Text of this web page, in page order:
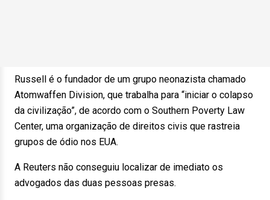
Russell é o fundador de um grupo neonazista chamado
Atomwaffen Division, que trabalha para “iniciar o colapso
da civilização”, de acordo com o Southern Poverty Law
Center, uma organização de direitos civis que rastreia
grupos de ódio nos EUA.
A Reuters não conseguiu localizar de imediato os
advogados das duas pessoas presas.